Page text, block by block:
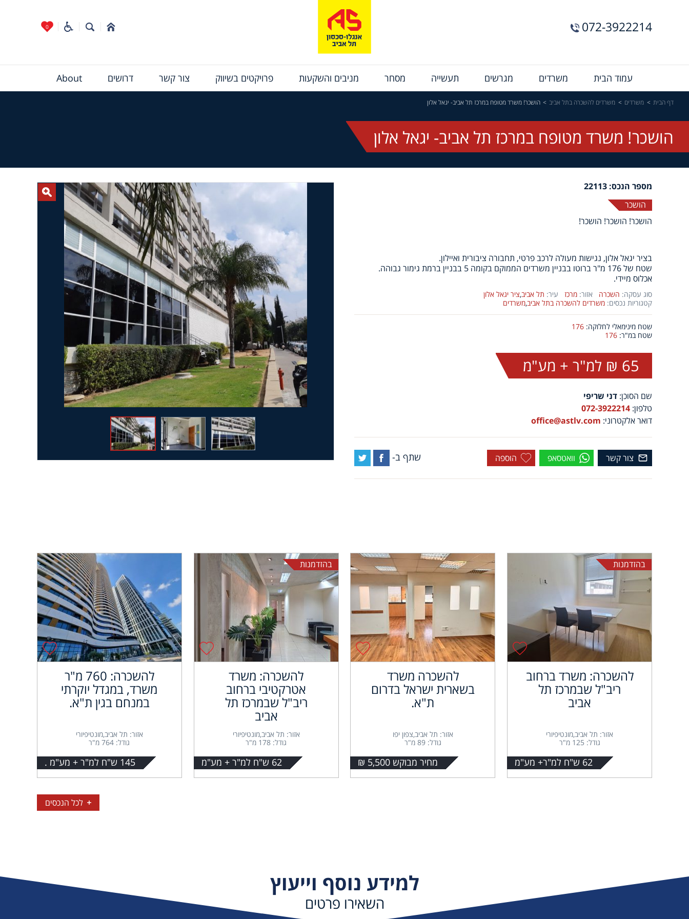
072-3922214
0
עמוד הבית משרדים מגרשים תעשייה מסחר מניבים והשקעות פרויקטים בשיווק צור קשר דרושים About
דף הבית משרדים משרדים להשכרה בתל אביב הושכר! משרד מטופח במרכז תל אביב- יגאל אלון
הושכר! משרד מטופח במרכז תל אביב- יגאל אלון
מספר הנכס: 22113
הושכר
הושכר! הושכר! הושכר!
בציר יגאל אלון, נגישות מעולה לרכב פרטי, תחבורה ציבורית ואיילון.
שטח של 176 מ"ר ברוטו בבניין משרדים הממוקם בקומה 5 בבניין ברמת גימור גבוהה.
אכלוס מיידי.
סוג עסקה: השכרה אזור: מרכז עיר: תל אביב,ציר יגאל אלון
קטגוריות נכסים: משרדים להשכרה בתל אביב,משרדים
שטח מינימאלי לחלוקה: 176
שטח במ"ר: 176
65 ₪ למ"ר + מע"מ
שם הסוכן: דני שריפי
טלפון: 072-3922214
דואר אלקטרוני: office@astlv.com
צור קשר וואטסאפ הוספה שתף ב-
בהזדמנות
להשכרה: משרד ברחוב
ריב"ל שבמרכז תל
אביב
אזור: תל אביב,מונטיפיורי
גודל: 125 מ"ר
62 ש"ח למ"ר+ מע"מ
להשכרה משרד
בשארית ישראל בדרום
ת"א.
אזור: תל אביב,צפון יפו
גודל: 89 מ"ר
מחיר מבוקש 5,500 ₪
בהזדמנות
להשכרה: משרד
אטרקטיבי ברחוב
ריב"ל שבמרכז תל
אביב
אזור: תל אביב,מונטיפיורי
גודל: 178 מ"ר
62 ש"ח למ"ר + מע"מ
להשכרה: 760 מ"ר
משרד, במגדל יוקרתי
במנחם בגין ת"א.
אזור: תל אביב,מונטיפיורי
גודל: 764 מ"ר
145 ש"ח למ"ר + מע"מ .
לכל הנכסים
למידע נוסף וייעוץ
השאירו פרטים